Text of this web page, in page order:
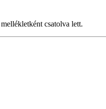
csatolva lett.